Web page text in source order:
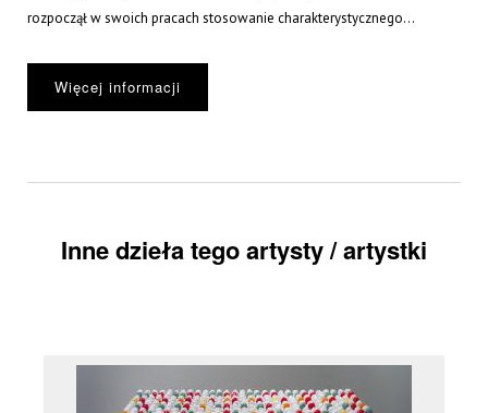
rozpoczął w swoich pracach stosowanie charakterystycznego...
Więcej informacji
Inne dzieła tego artysty / artystki